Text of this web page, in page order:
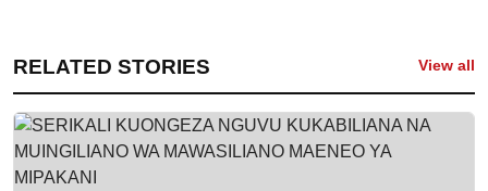
RELATED STORIES View all